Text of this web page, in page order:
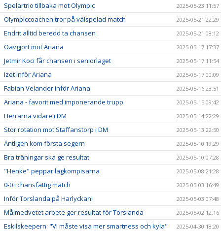
Spelartrio tillbaka mot Olympic 2025-05-23 11:57
Olympiccoachen tror på välspelad match 2025-05-21 22:29
Endrit alltid beredd ta chansen 2025-05-21 08:12
Oavgjort mot Ariana 2025-05-17 17:37
Jetmir Koci får chansen i seniorlaget 2025-05-17 11:54
Izet inför Ariana 2025-05-17 00:09
Fabian Velander inför Ariana 2025-05-16 23:51
Ariana - favorit med imponerande trupp 2025-05-15 09:42
Herrarna vidare i DM 2025-05-14 22:29
Stor rotation mot Staffanstorp i DM 2025-05-13 22:50
Äntligen kom första segern 2025-05-10 19:29
Bra träningar ska ge resultat 2025-05-10 07:28
"Henke" peppar lagkompisarna 2025-05-08 21:28
0-0 i chansfattig match 2025-05-03 16:49
Inför Torslanda på Harlyckan! 2025-05-03 07:48
Målmedvetet arbete ger resultat för Torslanda 2025-05-02 12:16
Eskilskeepern: "VI måste visa mer smartness och kyla" 2025-04-30 18:20